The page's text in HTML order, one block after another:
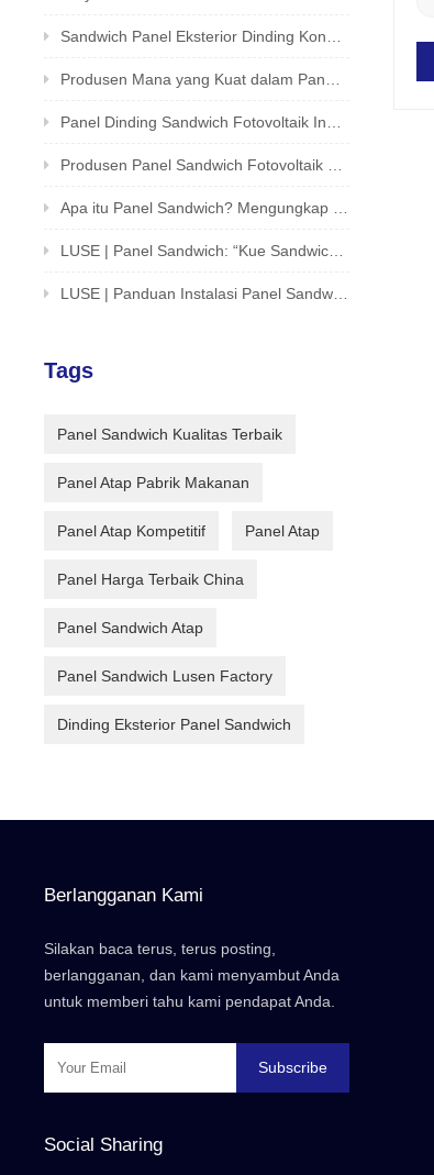
Sandwich Panel Eksterior Dinding Konstruksi Metode Lusen Factory Diungkapkan
Produsen Mana yang Kuat dalam Panel Sandwich Fotovoltaik? Produsen yang Andal dan Aman - LUSEN
Panel Dinding Sandwich Fotovoltaik Inovatif oleh LUSEN (Xiamen) Co., Ltd.
Produsen Panel Sandwich Fotovoltaik di China Bagus? Produsen Asli LUSEN Mendukung Kustomisasi
Apa itu Panel Sandwich? Mengungkap Solusi Inovatif Untuk Bangunan Dan Struktur
LUSE | Panel Sandwich: “Kue Sandwich” dari Dunia Arsitektur
LUSE | Panduan Instalasi Panel Sandwich Buka Kunci Satu Detik
Tags
Panel Sandwich Kualitas Terbaik
Panel Atap Pabrik Makanan
Panel Atap Kompetitif Panel Atap
Panel Harga Terbaik China
Panel Sandwich Atap
Panel Sandwich Lusen Factory
Dinding Eksterior Panel Sandwich
Berlangganan Kami
Silakan baca terus, terus posting,
berlangganan, dan kami menyambut Anda
untuk memberi tahu kami pendapat Anda.
Subscribe
Social Sharing